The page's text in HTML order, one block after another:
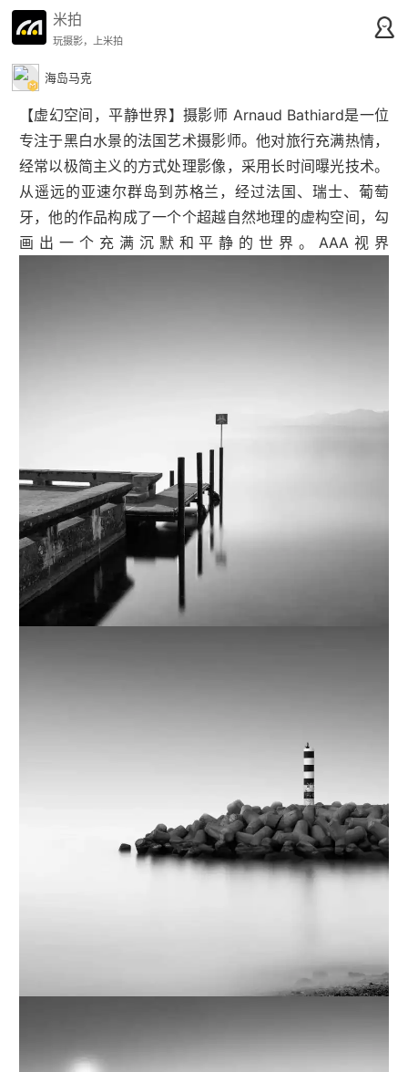
米拍
玩摄影，上米拍
海岛马克
【虚幻空间，平静世界】摄影师 Arnaud Bathiard是一位
专注于黑白水景的法国艺术摄影师。他对旅行充满热情，
经常以极简主义的方式处理影像，采用长时间曝光技术。
从遥远的亚速尔群岛到苏格兰，经过法国、瑞士、葡萄
牙，他的作品构成了一个个超越自然地理的虚构空间，勾
画出一个充满沉默和平静的世界。AAA视界